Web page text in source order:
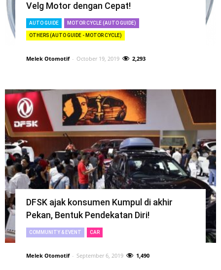
Velg Motor dengan Cepat!
AUTO GUIDE MOTOR CYCLE (AUTO GUIDE)
OTHERS (AUTO GUIDE - MOTOR CYCLE)
Melek Otomotif - October 19, 2019 2,293
DFSK ajak konsumen Kumpul di akhir
Pekan, Bentuk Pendekatan Diri!
COMMUNITY & EVENT CAR
Melek Otomotif - September 6, 2019 1,490